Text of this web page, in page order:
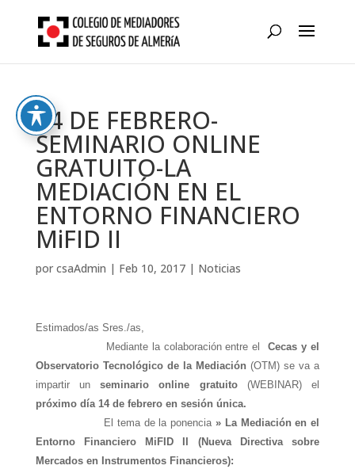
content
14 DE FEBRERO-
SEMINARIO ONLINE
GRATUITO-LA
MEDIACIÓN EN EL
ENTORNO FINANCIERO
MiFID II
por csaAdmin | Feb 10, 2017| Noticias
Estimados/as Sres./as,
Mediante la colaboración entre elCecas y el
Observatorio Tecnológico de la Mediación (OTM) se va a
impartir unseminario online gratuito(WEBINAR) el
próximo día 14 de febrero en sesión única.
El tema de la ponencia» La Mediación en el
Entorno Financiero MiFID II (Nueva Directiva sobre
Mercados en Instrumentos Financieros):